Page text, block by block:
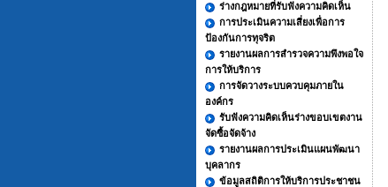
ร่างกฎหมายที่รับฟังความคิดเห็น
การประเมินความเสี่ยงเพื่อการ
ป้องกันการทุจริต
รายงานผลการสำรวจความพึงพอใจ
การให้บริการ
การจัดวางระบบควบคุมภายใน
องค์กร
รับฟังความคิดเห็นร่างขอบเขตงาน
จัดซื้อจัดจ้าง
รายงานผลการประเมินแผนพัฒนา
บุคลากร
ข้อมูลสถิติการให้บริการประชาชน